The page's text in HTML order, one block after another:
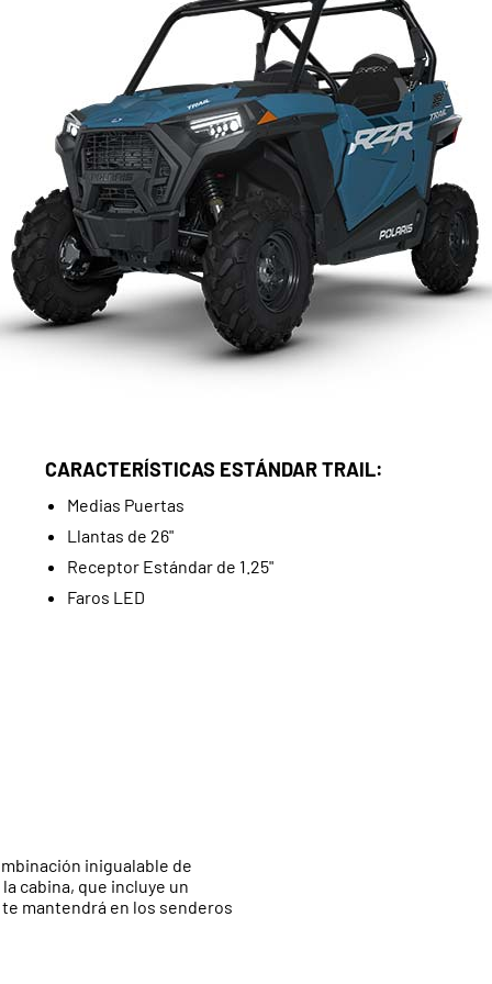
CARACTERÍSTICAS ESTÁNDAR TRAIL:
Medias Puertas
Llantas de 26"
Receptor Estándar de 1.25"
Faros LED
inigualable de
cabina, que incluye un
mantendrá en los senderos